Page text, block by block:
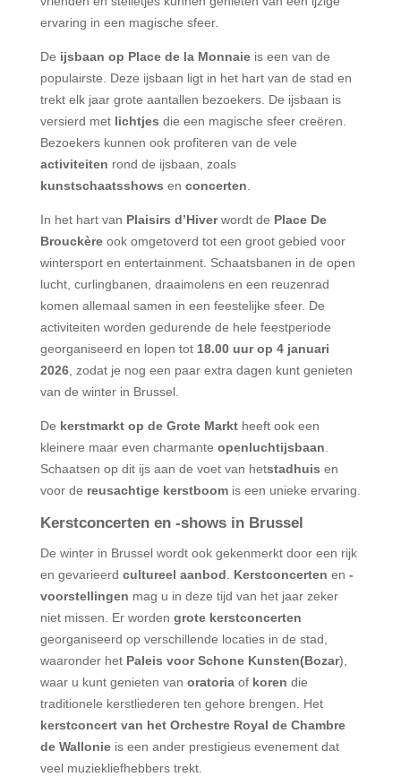
ervaring in een magische sfeer.
De ijsbaan op Place de la Monnaieis een van de
populairste. Deze ijsbaan ligt in het hart van de stad en
trekt elk jaar grote aantallen bezoekers. De ijsbaan is
versierd met lichtjes die een magische sfeer creëren.
Bezoekers kunnen ook profiteren van de vele
activiteiten rond de ijsbaan, zoals
kunstschaatsshows en concerten
In het hart van Plaisirs d’Hiverwordt de Place De
Brouckèreook omgetoverd tot een groot gebied voor
wintersport en entertainment. Schaatsbanen in de open
lucht, curlingbanen, draaimolens en een reuzenrad
komen allemaal samen in een feestelijke sfeer. De
activiteiten worden gedurende de hele feestperiode
georganiseerd en lopen tot 18.00 uur op 4 januari
2026, zodat je nog een paar extra dagen kunt genieten
van de winter in Brussel.
De kerstmarkt op de Grote Marktheeft ook een
kleinere maar even charmante openluchtijsbaan
Schaatsen op dit ijs aan de voet van hetstadhuis en
voor de reusachtige kerstboomis een unieke ervaring.
Kerstconcerten en -shows in Brussel
De winter in Brussel wordt ook gekenmerkt door een rijk
en gevarieerd cultureel aanbod Kerstconcerten en -
voorstellingen mag u in deze tijd van het jaar zeker
niet missen. Er worden grote kerstconcerten
georganiseerd op verschillende locaties in de stad,
waaronder het Paleis voor Schone Kunsten(Bozar),
waar u kunt genieten van oratoriaof koren die
traditionele kerstliederen ten gehore brengen. Het
kerstconcert van het Orchestre Royal de Chambre
de Wallonieis een ander prestigieus evenement dat
veel muziekliefhebbers trekt.